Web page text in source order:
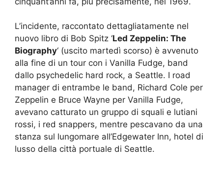
L’incidente, raccontato dettagliatamente nel
nuovo libro di Bob Spitz ‘Led Zeppelin: The
Biography‘ (uscito martedì scorso) è avvenuto
alla fine di un tour con i Vanilla Fudge, band
dallo psychedelic hard rock, a Seattle. I road
manager di entrambe le band, Richard Cole per
Zeppelin e Bruce Wayne per Vanilla Fudge,
avevano catturato un gruppo di squali e lutiani
rossi, i red snappers, mentre pescavano da una
stanza sul lungomare all’Edgewater Inn, hotel di
lusso della città portuale di Seattle.